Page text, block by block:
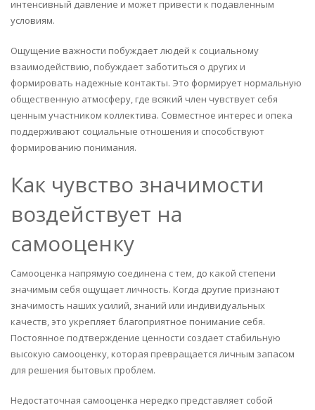
интенсивный давление и может привести к подавленным
условиям.
Ощущение важности побуждает людей к социальному
взаимодействию, побуждает заботиться о других и
формировать надежные контакты. Это формирует нормальную
общественную атмосферу, где всякий член чувствует себя
ценным участником коллектива. Совместное интерес и опека
поддерживают социальные отношения и способствуют
формированию понимания.
Как чувство значимости
воздействует на
самооценку
Самооценка напрямую соединена с тем, до какой степени
значимым себя ощущает личность. Когда другие признают
значимость наших усилий, знаний или индивидуальных
качеств, это укрепляет благоприятное понимание себя.
Постоянное подтверждение ценности создает стабильную
высокую самооценку, которая превращается личным запасом
для решения бытовых проблем.
Недостаточная самооценка нередко представляет собой